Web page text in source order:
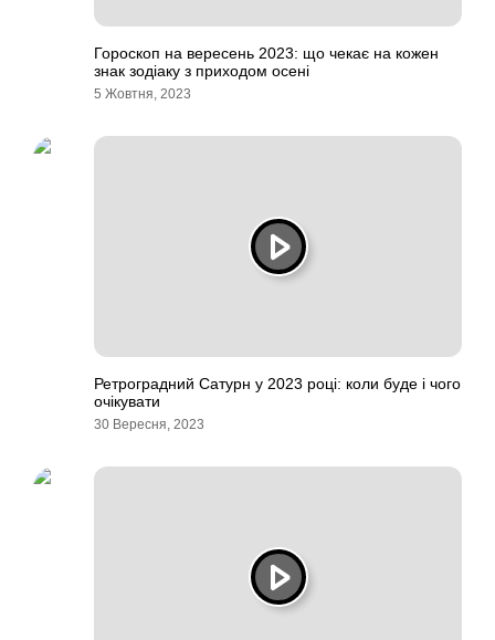
Гороскоп на вересень 2023: що чекає на кожен
знак зодіаку з приходом осені
5 Жовтня, 2023
Ретроградний Сатурн у 2023 році: коли буде і чого
очікувати
30 Вересня, 2023